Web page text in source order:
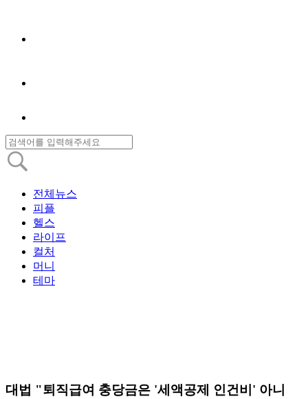
전체뉴스
피플
헬스
라이프
컬처
머니
테마
대법 "퇴직급여 충당금은 '세액공제 인건비' 아니